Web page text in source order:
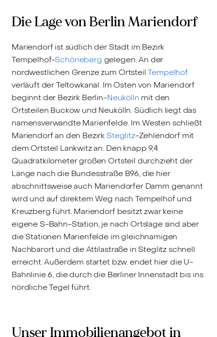
Die Lage von Berlin Mariendorf
Mariendorf ist südlich der Stadt im Bezirk
Tempelhof-Schöneberg gelegen. An der
nordwestlichen Grenze zum OrtsteilTempelhof
verläuft der Teltowkanal. Im Osten von Mariendorf
beginnt der Bezirk Berlin-Neukölln mit den
Ortsteilen Buckow und Neukölln. Südlich liegt das
namensverwandte Marienfelde. Im Westen schließt
Mariendorf an den Bezirk Steglitz-Zehlendorf mit
dem Ortsteil Lankwitz an. Den knapp 9,4
Quadratkilometer großen Ortsteil durchzieht der
Länge nach die Bundesstraße B96, die hier
abschnittsweise auch Mariendorfer Damm genannt
wird und auf direktem Weg nach Tempelhof und
Kreuzberg führt. Mariendorf besitzt zwar keine
eigene S-Bahn-Station, je nach Ortslage sind aber
die Stationen Marienfelde im gleichnamigen
Nachbarort und die Attilastraße in Steglitz schnell
erreicht. Außerdem startet bzw. endet hier die U-
Bahnlinie 6, die durch die Berliner Innenstadt bis ins
nördliche Tegel führt.
Unser Immobilienangebot in